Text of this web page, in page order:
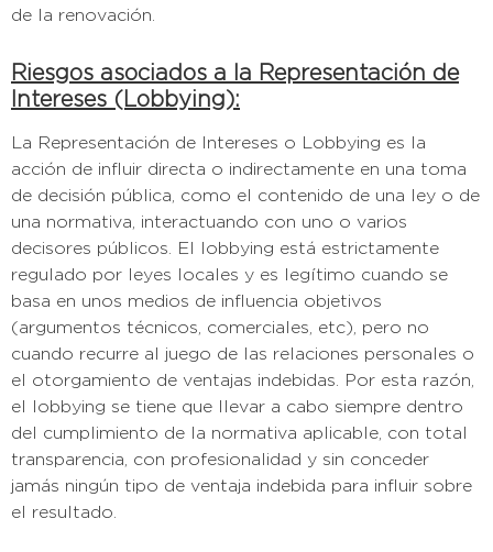
de la renovación.
Riesgos asociados a la Representación de
Intereses (Lobbying):
La Representación de Intereses o Lobbying es la
acción de influir directa o indirectamente en una toma
de decisión pública, como el contenido de una ley o de
una normativa, interactuando con uno o varios
decisores públicos. El lobbying está estrictamente
regulado por leyes locales y es legítimo cuando se
basa en unos medios de influencia objetivos
(argumentos técnicos, comerciales, etc), pero no
cuando recurre al juego de las relaciones personales o
el otorgamiento de ventajas indebidas. Por esta razón,
el lobbying se tiene que llevar a cabo siempre dentro
del cumplimiento de la normativa aplicable, con total
transparencia, con profesionalidad y sin conceder
jamás ningún tipo de ventaja indebida para influir sobre
el resultado.